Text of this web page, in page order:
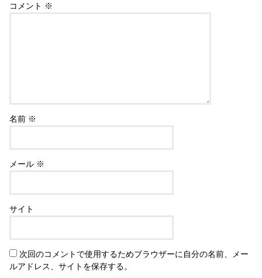
コメント ※
名前 ※
メール ※
サイト
次回のコメントで使用するためブラウザーに自分の名前、メー
ルアドレス、サイトを保存する。